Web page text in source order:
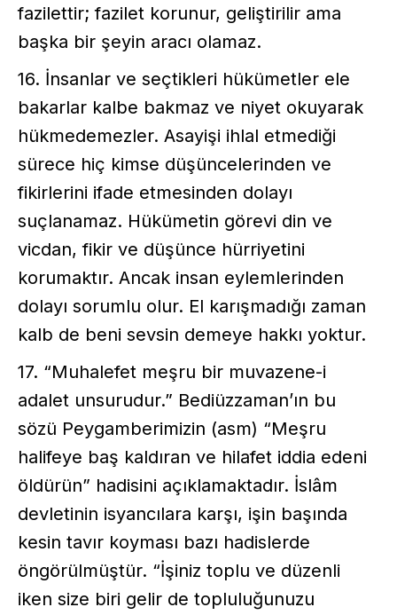
fazilettir; fazilet korunur, geliştirilir ama
başka bir şeyin aracı olamaz.
16. İnsanlar ve seçtikleri hükümetler ele
bakarlar kalbe bakmaz ve niyet okuyarak
hükmedemezler. Asayişi ihlal etmediği
sürece hiç kimse düşüncelerinden ve
fikirlerini ifade etmesinden dolayı
suçlanamaz. Hükümetin görevi din ve
vicdan, fikir ve düşünce hürriyetini
korumaktır. Ancak insan eylemlerinden
dolayı sorumlu olur. El karışmadığı zaman
kalb de beni sevsin demeye hakkı yoktur.
17. “Muhalefet meşru bir muvazene-i
adalet unsurudur.” Bediüzzaman’ın bu
sözü Peygamberimizin (asm) “Meşru
halifeye baş kaldıran ve hilafet iddia edeni
öldürün” hadisini açıklamaktadır. İslâm
devletinin isyancılara karşı, işin başında
kesin tavır koyması bazı hadislerde
öngörülmüştür. “İşiniz toplu ve düzenli
iken size biri gelir de topluluğunuzu